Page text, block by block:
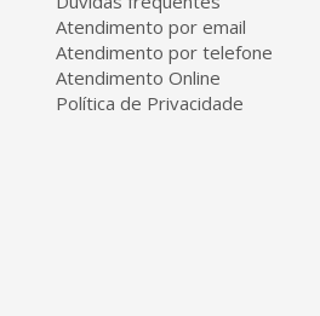
Atendimento por email
Atendimento por telefone
Atendimento Online
Política de Privacidade